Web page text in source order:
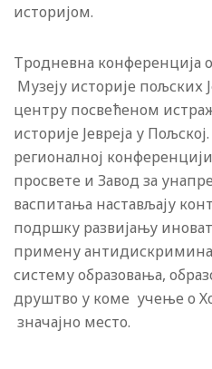
историјом.
Тродневна конференција
Музеју историје пољских
центру посвећеном
историје Јевреја у
регионалној
просвете и Завод за
васпитања настављају
подршку развијању
примену
систему образовања,
друштво у коме учење о
значајно место.